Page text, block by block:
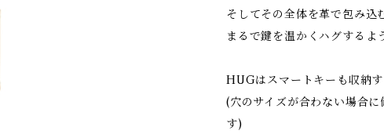
そしてその全体を革で包み込
まるで鍵を温かくハグするよ
HUGはスマートキーも収納す
(穴のサイズが合わない場合
す)